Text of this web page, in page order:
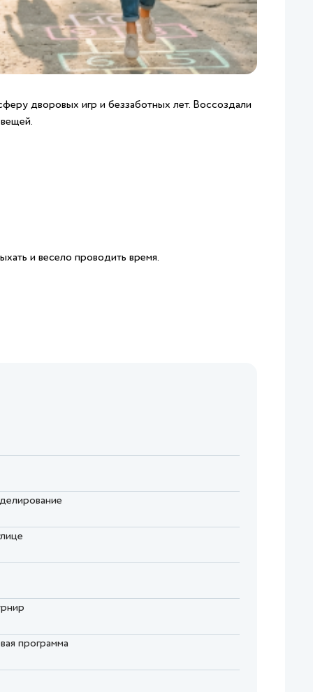
дворовых игр и беззаботных лет. Воссоздали
и весело проводить время.
программа